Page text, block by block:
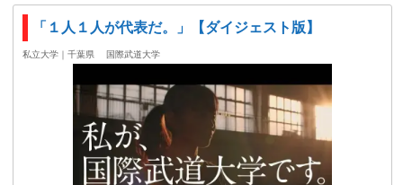
「１人１人が代表だ。」【ダイジェスト版】
私立大学｜千葉県 国際武道大学